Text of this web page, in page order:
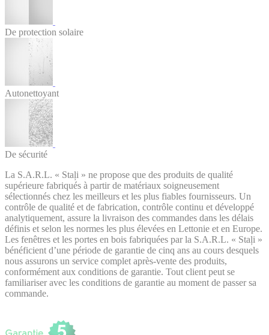
De protection solaire
Autonettoyant
De sécurité
La S.A.R.L. « Staļi » ne propose que des produits de qualité
supérieure fabriqués à partir de matériaux soigneusement
sélectionnés chez les meilleurs et les plus fiables fournisseurs. Un
contrôle de qualité et de fabrication, contrôle continu et développé
analytiquement, assure la livraison des commandes dans les délais
définis et selon les normes les plus élevées en Lettonie et en Europe.
Les fenêtres et les portes en bois fabriquées par la S.A.R.L. « Staļi »
bénéficient d’une période de garantie de cinq ans au cours desquels
nous assurons un service complet après-vente des produits,
conformément aux conditions de garantie. Tout client peut se
familiariser avec les conditions de garantie au moment de passer sa
commande.